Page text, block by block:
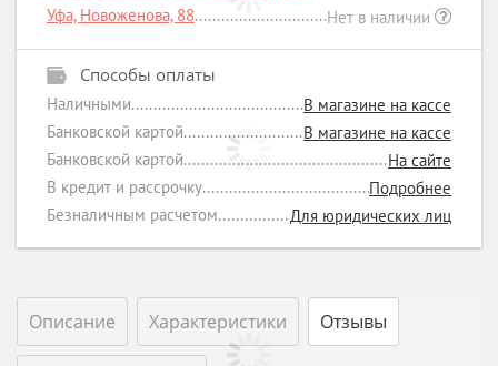
Уфа, Новоженова, 88
Нет в наличии
Способы оплаты
Наличными
В магазине на кассе
Банковской картой
В магазине на кассе
Банковской картой
На сайте
В кредит и рассрочку
Подробнее
Безналичным расчетом
Для юридических лиц
Описание Характеристики Отзывы